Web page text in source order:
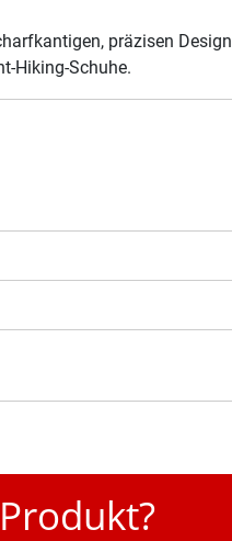
präzisen Design
Hiking-Schuhe.